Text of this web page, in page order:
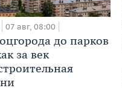
07 авг, 08:00
до парков
за век